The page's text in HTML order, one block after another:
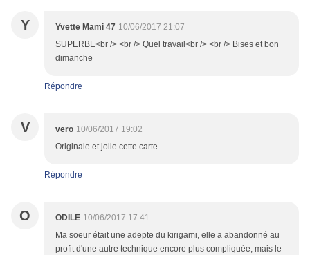
Y Yvette Mami 47 10/06/2017 21:07
SUPERBE<br /> <br /> Quel travail<br /> <br /> Bises et bon
dimanche
Répondre
V vero 10/06/2017 19:02
Originale et jolie cette carte
Répondre
O ODILE 10/06/2017 17:41
Ma soeur était une adepte du kirigami, elle a abandonné au
profit d'une autre technique encore plus compliquée, mais le